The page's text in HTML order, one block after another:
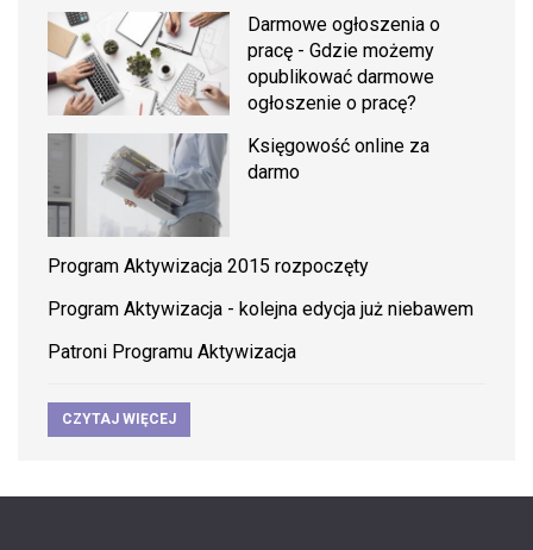
Darmowe ogłoszenia o
pracę - Gdzie możemy
opublikować darmowe
ogłoszenie o pracę?
Księgowość online za
darmo
Program Aktywizacja 2015 rozpoczęty
Program Aktywizacja - kolejna edycja już niebawem
Patroni Programu Aktywizacja
CZYTAJ WIĘCEJ